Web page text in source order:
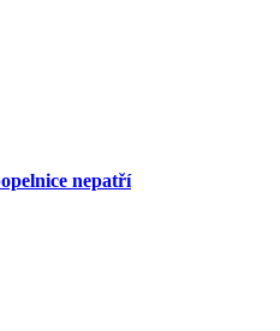
nepatří